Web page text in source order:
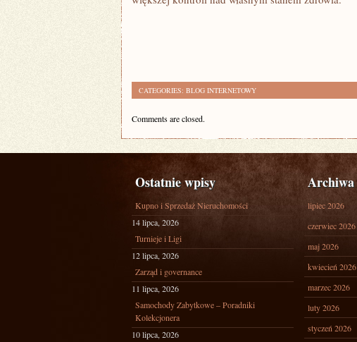
CATEGORIES: BLOG INTERNETOWY
Comments are closed.
Ostatnie wpisy
Kupno i Sprzedaż Nieruchomości
14 lipca, 2026
Turnieje i Ligi
12 lipca, 2026
Zarząd i governance
11 lipca, 2026
Samochody Zabytkowe – Poradniki
Kolekcjonera
10 lipca, 2026
Archiwa
lipiec 2026
czerwiec 2026
maj 2026
kwiecień 2026
marzec 2026
luty 2026
styczeń 2026